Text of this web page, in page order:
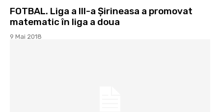
FOTBAL. Liga a III-a Şirineasa a promovat
matematic în liga a doua
9 Mai 2018